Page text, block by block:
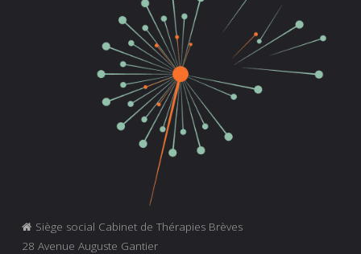
Siège social Cabinet de Thérapies Brèves
28 Avenue Auguste Gantier